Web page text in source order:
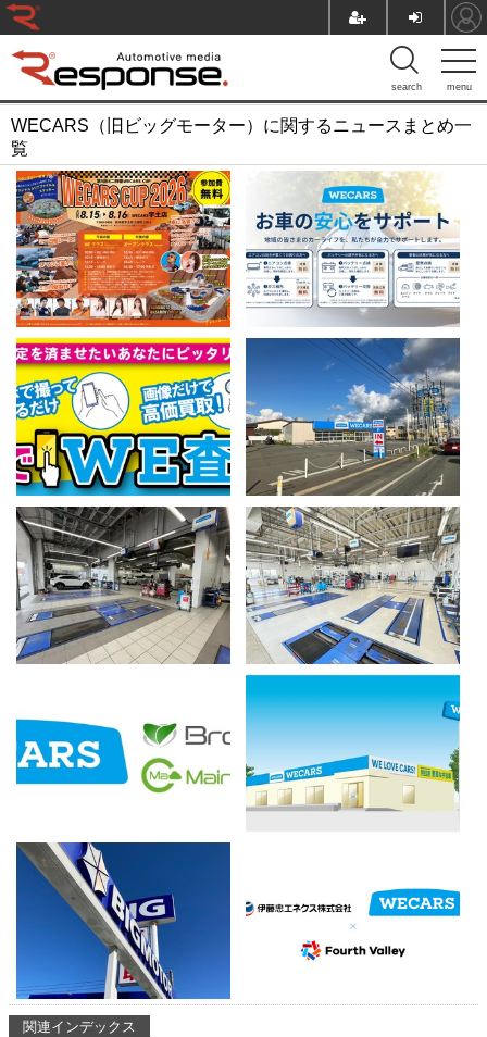
menu
search
WECARS（旧ビッグモーター）に関するニュースまとめ一
覧
関連インデックス